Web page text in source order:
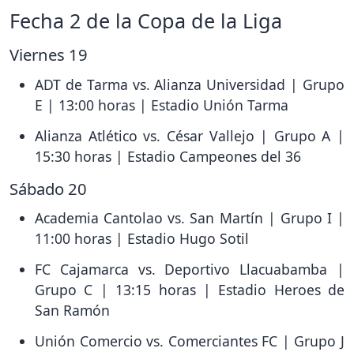
Fecha 2 de la Copa de la Liga
Viernes 19
ADT de Tarma vs. Alianza Universidad | Grupo
E | 13:00 horas | Estadio Unión Tarma
Alianza Atlético vs. César Vallejo | Grupo A |
15:30 horas | Estadio Campeones del 36
Sábado 20
Academia Cantolao vs. San Martín | Grupo I |
11:00 horas | Estadio Hugo Sotil
FC Cajamarca vs. Deportivo Llacuabamba |
Grupo C | 13:15 horas | Estadio Heroes de
San Ramón
Unión Comercio vs. Comerciantes FC | Grupo J